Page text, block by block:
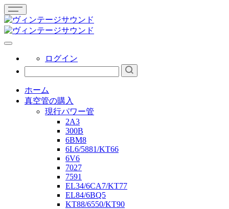
ログイン
ホーム
真空管の購入
現行パワー管
2A3
300B
6BM8
6L6/5881/KT66
6V6
7027
7591
EL34/6CA7/KT77
EL84/6BQ5
KT88/6550/KT90